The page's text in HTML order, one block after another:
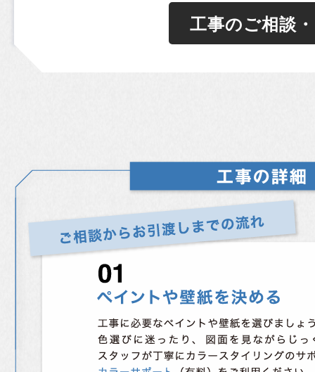
工事のご相談